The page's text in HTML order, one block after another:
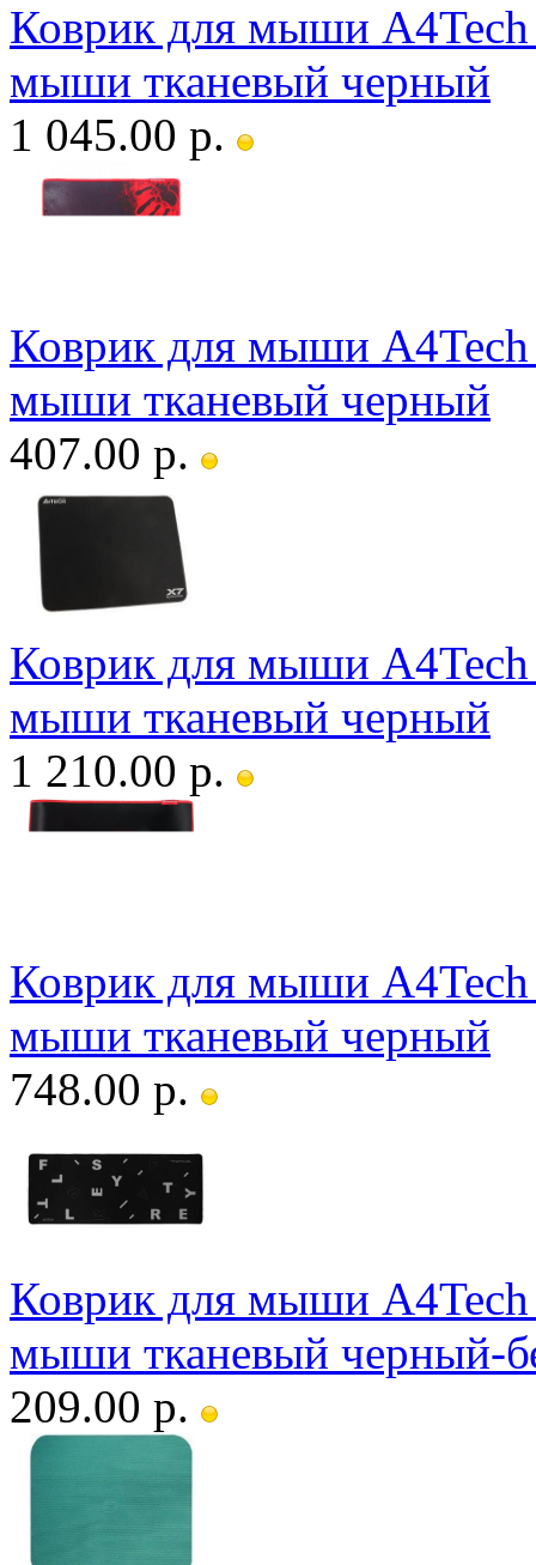
Коврик для мыши
мыши тканевый черный
1 045.00 р.
Коврик для мыши
мыши тканевый черный
407.00 р.
Коврик для мыши
мыши тканевый черный
1 210.00 р.
Коврик для мыши
мыши тканевый черный
748.00 р.
Коврик для мыши
мыши тканевый черный-
209.00 р.